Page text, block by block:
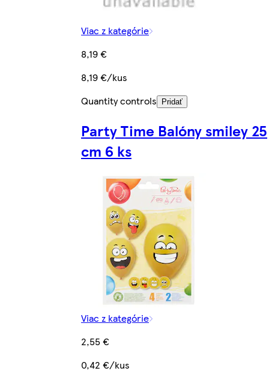
Viac z kategórie
8,19 €
8,19 €/kus
Quantity controls
Pridať
Party Time Balóny smiley 25
cm 6 ks
Viac z kategórie
2,55 €
0,42 €/kus